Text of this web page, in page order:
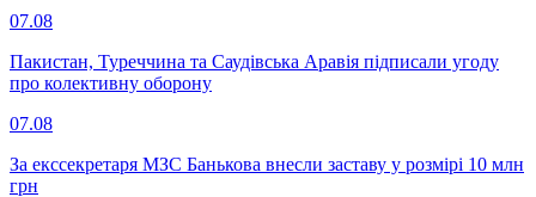
07.08
Пакистан, Туреччина та Саудівська Аравія підписали угоду
про колективну оборону
07.08
За екссекретаря МЗС Банькова внесли заставу у розмірі 10 млн
грн